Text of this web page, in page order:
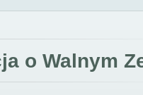
o Walnym